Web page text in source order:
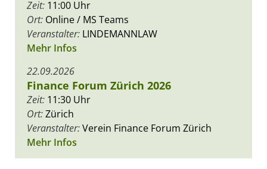
Zeit: 11:00 Uhr
Ort: Online / MS Teams
Veranstalter: LINDEMANNLAW
Mehr Infos
22.09.2026
Finance Forum Zürich 2026
Zeit: 11:30 Uhr
Ort:Zürich
Veranstalter:Verein Finance Forum Zürich
Mehr Infos